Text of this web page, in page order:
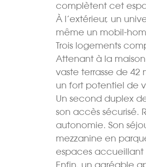
complètent cet
À l’extérieur, un
même un mobil-
Trois logements
Attenant à la
vaste terrasse de
un fort potentiel de
Un second duplex
son accès sécurisé.
autonomie. Son
mezzanine en
espaces accueillant
Enfin, un agréable